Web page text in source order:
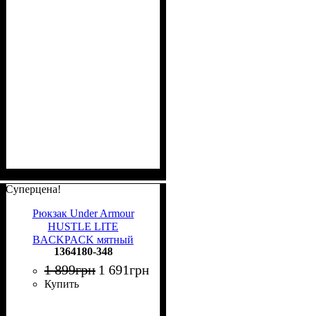
Суперцена!
Рюкзак Under Armour
HUSTLE LITE
BACKPACK мятный
1364180-348
1364180-348
1 899грн 1 691грн
Купить